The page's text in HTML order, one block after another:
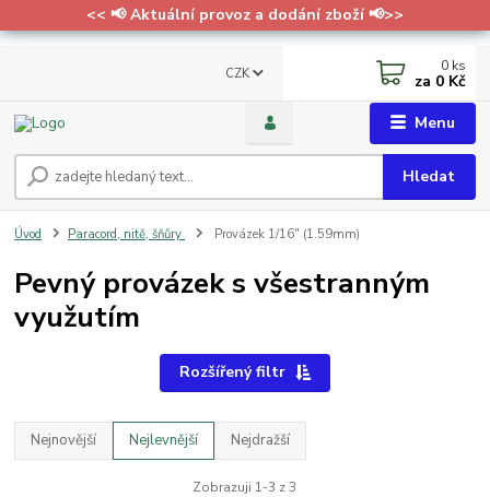
<< 📢 Aktuální provoz a dodání zboží 📢>>
Menu
CZK
Hledat
0 ks
za 0 Kč
Úvod Paracord, nitě, šňůry Provázek 1/16" (1.59mm)
Pevný provázek s všestranným
využutím
Rozšířený filtr
Nejnovější Nejlevnější Nejdražší
Zobrazuji 1-3 z 3